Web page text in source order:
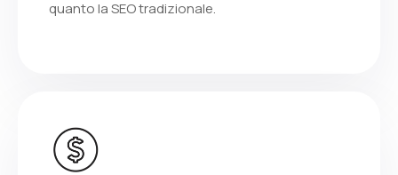
quanto la SEO tradizionale.